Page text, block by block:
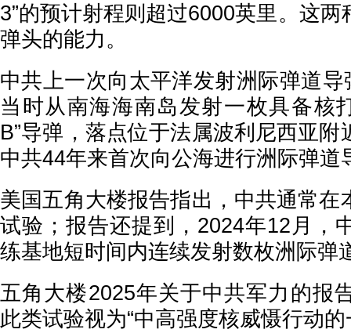
3”的预计射程则超过6000英里。这
弹头的能力。
中共上一次向太平洋发射洲际弹道
当时从南海海南岛发射一枚具备核
B”导弹，落点位于法属波利尼西亚
中共44年来首次向公海进行洲际弹道
美国五角大楼报告指出，中共通常在
试验；报告还提到，2024年12月，
练基地短时间内连续发射数枚洲际弹
五角大楼2025年关于中共军力的报
此类试验视为“中高强度核威慑行动的